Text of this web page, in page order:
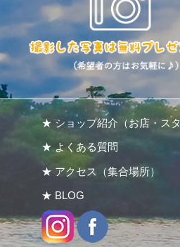
★ ショップ紹介（お店・スタ
★ よくある質問
★ アクセス（集合場所）
★ BLOG